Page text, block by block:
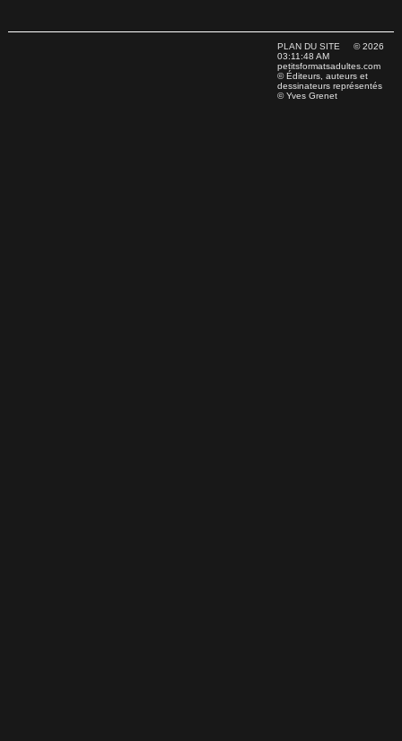
PLAN DU SITE © 2026
03:11:48 AM
petitsformatsadultes.com
© Éditeurs, auteurs et
dessinateurs représentés
© Yves Grenet